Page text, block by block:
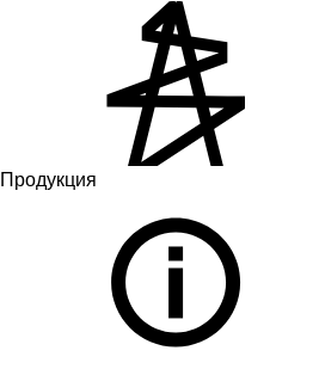
Продукция